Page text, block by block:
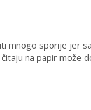
mnogo sporije jer
na papir može